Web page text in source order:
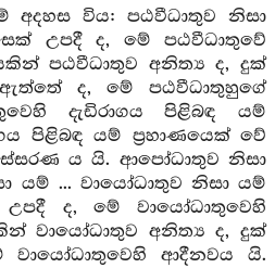
විය: පඨවීධාතුව නිසා
උපදී ද, මේ පඨවීධාතුවේ
පඨවීධාතුව අනිත්‍ය ද, දුක්
ද, මේ පඨවීධාතුහුගේ
දැඩිරාගය පිළිබඳ යම්
පිළිබඳ යම් ප්‍රහාණයෙක් වේ
ය යි. ආපෝධාතුව නිසා
යම් ... වායෝධාතුව නිසා යම්
ද, මේ වායෝධාතුවෙහි
වායෝධාතුව අනිත්‍ය ද, දුක්
වායෝධාතුවෙහි ආදීනවය යි.